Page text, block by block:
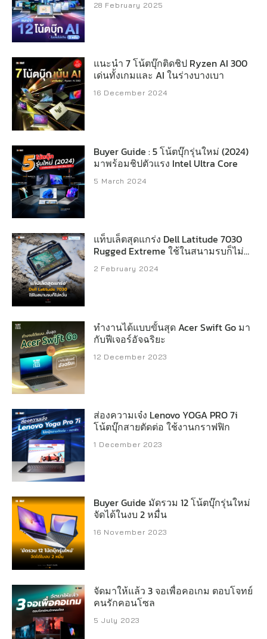
28 February 2025
แนะนำ 7 โน้ตบุ๊กติดชิป Ryzen AI 300
เด่นทั้งเกมและ AI ในร่างบางเบา
16 December 2024
Buyer Guide : 5 โน้ตบุ๊กรุ่นใหม่ (2024)
มาพร้อมชิปตัวแรง Intel Ultra Core
5 March 2024
แท็บเล็ตสุดแกร่ง Dell Latitude 7030
Rugged Extreme ใช้ในสนามรบก็ไม่
หวั่น
2 February 2024
ทำงานได้แบบขั้นสุด Acer Swift Go มา
กับฟีเจอร์อัจฉริยะ
12 December 2023
ส่องความเจ๋ง Lenovo YOGA PRO 7i
โน้ตบุ๊กสายตัดต่อ ใช้งานกราฟฟิก
1 December 2023
Buyer Guide มัดรวม 12 โน้ตบุ๊กรุ่นใหม่
จัดได้ในงบ 2 หมื่น
16 November 2023
จัดมาให้แล้ว 3 จอเพื่อคอเกม ตอบโจทย์
คนรักคอนโซล
5 July 2023